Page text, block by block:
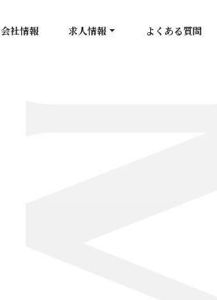
会社情報 求人情報 よくある質問